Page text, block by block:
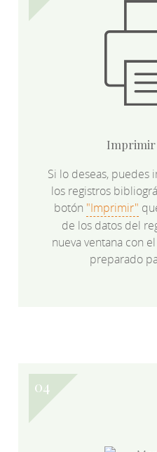
Si lo deseas,
los registros
botón "Imprimir"
de los datos del
nueva ventana con
preparado